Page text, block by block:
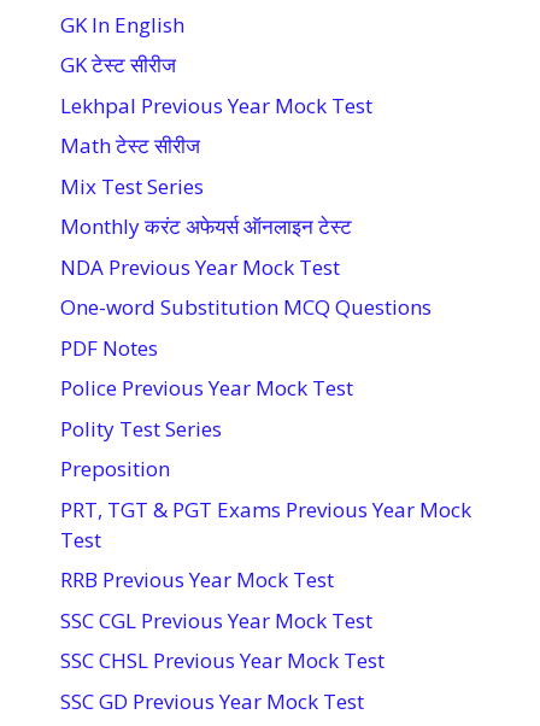
GK In English
GK टेस्ट सीरीज
Lekhpal Previous Year Mock Test
Math टेस्ट सीरीज
Mix Test Series
Monthly करंट अफेयर्स ऑनलाइन टेस्ट
NDA Previous Year Mock Test
One-word Substitution MCQ Questions
PDF Notes
Police Previous Year Mock Test
Polity Test Series
Preposition
PRT, TGT & PGT Exams Previous Year Mock
Test
RRB Previous Year Mock Test
SSC CGL Previous Year Mock Test
SSC CHSL Previous Year Mock Test
SSC GD Previous Year Mock Test